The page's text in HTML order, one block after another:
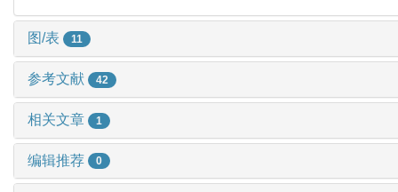
图/表 11
参考文献 42
相关文章 1
编辑推荐 0